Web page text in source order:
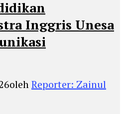
Inggris Unesa
olehReporter: Zainul